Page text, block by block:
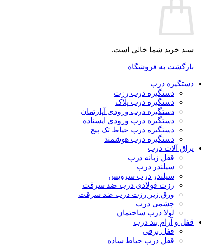
سبد خرید شما خالی است.
بازگشت به فروشگاه
دستگیره درب
دستگیره درب رزت
دستگیره درب پلاک
دستگیره درب ورودی آپارتمان
دستگیره درب ورودی ایستاده
دستگیره درب حیاط تک پیچ
دستگیره درب هوشمند
یراق آلات درب
قفل زبانه درب
سیلندر درب
سیلندر درب سرویس
رزت فولادی درب ضد سرقت
ورق زیر رزت درب ضد سرقت
چشمی درب
لولا درب ساختمان
قفل و آرام بند درب
قفل برقی
قفل درب حیاط ساده